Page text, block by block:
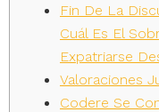
Fin De La
Cuál Es El
Expatriarse
Valoraciones
Codere Se